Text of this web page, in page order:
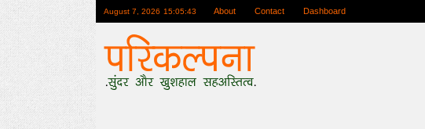
August 7, 2026 15:05:44 About Contact Dashboard